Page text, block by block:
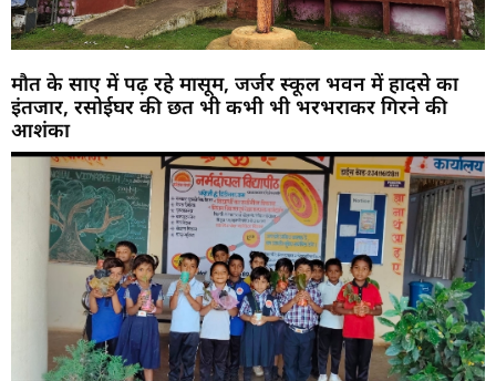
मौत के साए में पढ़ रहे मासूम, जर्जर स्कूल भवन में हादसे का
इंतजार, रसोईघर की छत भी कभी भी भरभराकर गिरने की
आशंका